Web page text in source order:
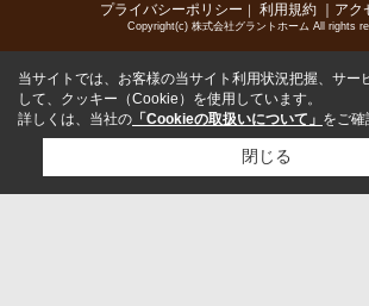
プライバシーポリシー 利用規約 ｜ア
Copyright(c) 株式会社グラントホーム All rights
当サイトでは、お客様の当サイト利用状況把握、サー
して、クッキー（Cookie）を使用しています。
詳しくは、当社の 「Cookieの取扱いについて」 をご確
閉じる